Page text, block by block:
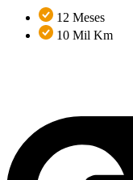
12 Meses
10 Mil Km